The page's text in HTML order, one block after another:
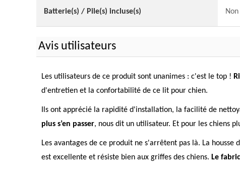
Batterie(s) / Pile(s) incluse(s) Non
Avis utilisateurs
Les utilisateurs de ce produit sont unanimes : c'est le top !
d'entretien et la confortabilité de ce lit pour chien.
Ils ont apprécié la rapidité d'installation, la facilité de
plus s’en passer, nous dit un utilisateur. Et pour les chiens
Les avantages de ce produit ne s'arrêtent pas là. La
est excellente et résiste bien aux griffes des chiens. Le